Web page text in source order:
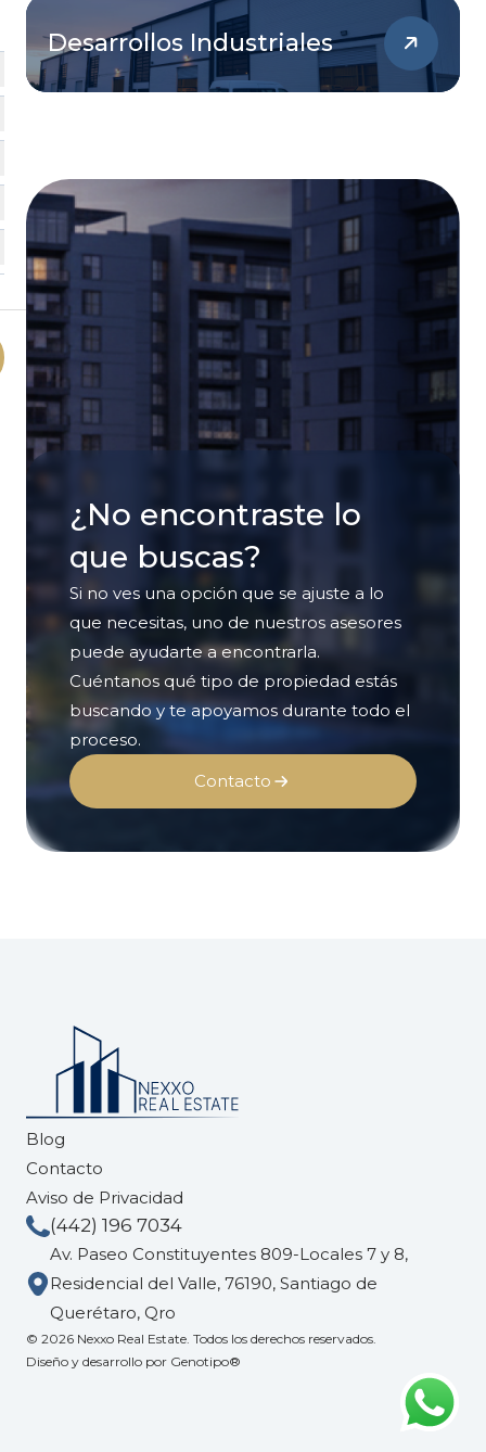
Desarrollos Industriales
¿No encontraste lo
que buscas?
Si no ves una opción que se ajuste a lo
que necesitas, uno de nuestros asesores
puede ayudarte a encontrarla.
Cuéntanos qué tipo de propiedad estás
buscando y te apoyamos durante todo el
proceso.
Contacto
Blog
Contacto
Aviso de Privacidad
(442) 196 7034
Av. Paseo Constituyentes 809-Locales 7 y 8,
Residencial del Valle, 76190, Santiago de
Querétaro, Qro
© 2026 Nexxo Real Estate. Todos los derechos reservados.
Diseño y desarrollo por Genotipo®